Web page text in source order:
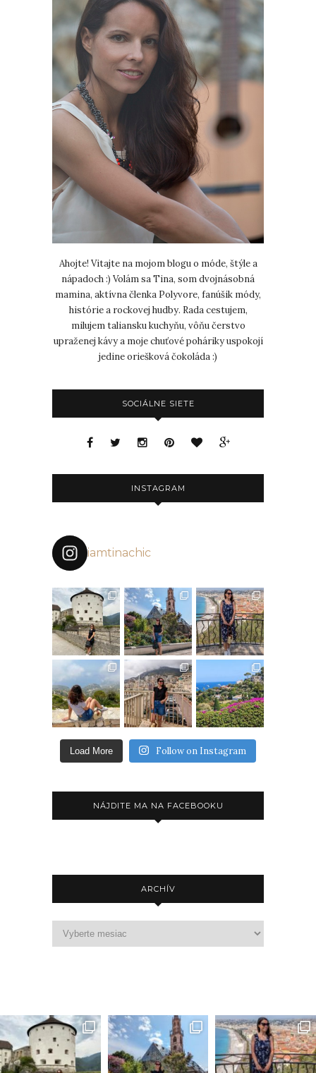
Ahojte! Vitajte na mojom blogu o móde, štýle a
nápadoch :) Volám sa Tina, som dvojnásobná
mamina, aktívna členka Polyvore, fanúšik módy,
histórie a rockovej hudby. Rada cestujem,
milujem taliansku kuchyňu, vôňu čerstvo
upraženej kávy a moje chuťové poháriky uspokojí
jedine oriešková čokoláda :)
SOCIÁLNE SIETE
INSTAGRAM
iamtinachic
Load More Follow on Instagram
NÁJDITE MA NA FACEBOOKU
ARCHÍV